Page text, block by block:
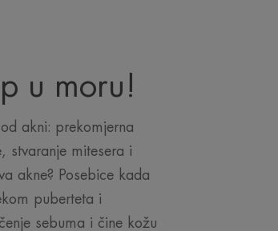
u moru!
akni: prekomjerna
stvaranje mitesera i
akne? Posebice kada
puberteta i
sebuma i čine kožu